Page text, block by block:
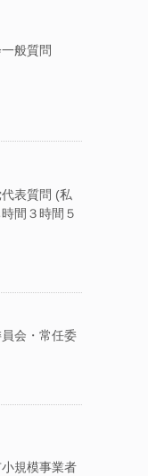
般質問
代表質問 (私
間３時間５
会・常任委
小規模事業者